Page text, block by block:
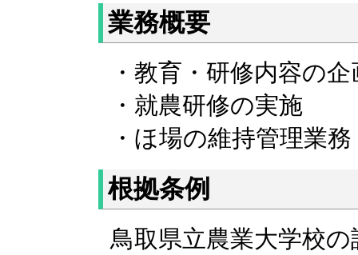
業務概要
・教育・研修内容の
・就農研修の実施
・ほ場の維持管理業
根拠条例
鳥取県立農業大学校